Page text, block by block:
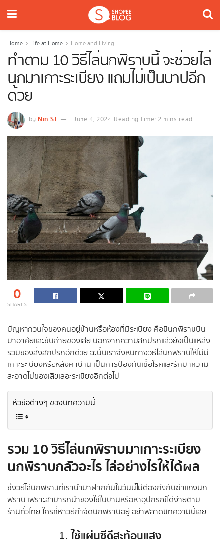
Home Life at Home Home and Living
ทำตาม 10 วิธีไล่นกพิราบนี้ จะช่วยไล่
นกมาเกาะระเบียง แถมไม่เป็นบาปอีก
ด้วย
by Nin ST June 4, 2024 Reading Time: 2 mins read
0
SHARES
ปัญหากวนใจของคนอยู่บ้านหรือห้องที่มีระเบียง คือมีนกพิราบบิน
มาอาศัยและขับถ่ายของเสีย นอกจากความสกปรกแล้วยังเป็นแหล่ง
รวมของสิ่งสกปรกอีกด้วย ฉะนั้นเราจึงหนทางวิธีไล่นกพิราบให้ไม่มี
เกาะระเบียงหรือหลังคาบ้าน เป็นการป้องกันเชื้อโรคและรักษาความ
สะอาดไม่ของเสียเลอะระเบียงอีกต่อไป
หัวข้อต่างๆ ของบทความนี้
รวม 10 วิธีไล่นกพิราบมาเกาะระเบียง
นกพิราบกลัวอะไร ไล่อย่างไรให้ได้ผล
ซึ่งวิธีไล่นกพิราบที่เรานำมาฝากกันในวันนี้ไม่ต้องถึงกับฆ่าแกงนก
พิราบ เพราะสามารถนำของใช้ในบ้านหรือหาอุปกรณ์ได้ง่ายตาม
ร้านทั่วไทย ใครที่หาวิธีกําจัดนกพิราบอยู่ อย่าพลาดบทความนี้เลย
1. ใช้แผ่นซีดีสะท้อนแสง